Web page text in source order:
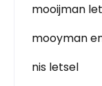
mooijman
mooyman
nis letsel